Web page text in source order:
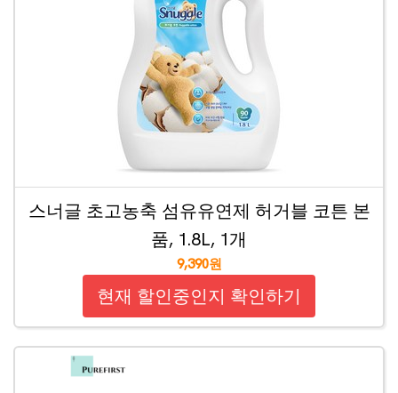
스너글 초고농축 섬유유연제 허거블 코튼 본
품, 1.8L, 1개
9,390원
현재 할인중인지 확인하기